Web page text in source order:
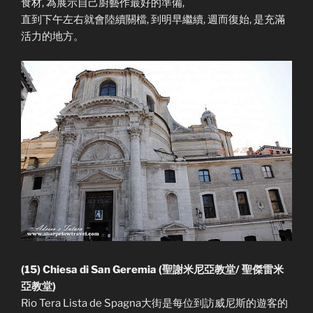
食材, 為展示自己廚藝作最好的準備,
直到下午左右就會陸續關檔, 到明早繼續, 週而復始, 是充滿
活力的地方。
(15) Chiesa di San Geremia (聖謝米尼亞教堂/ 聖傑雷米
亞教堂)
Rio Tera Lista de Spagna大街是每位到訪威尼斯的遊客的